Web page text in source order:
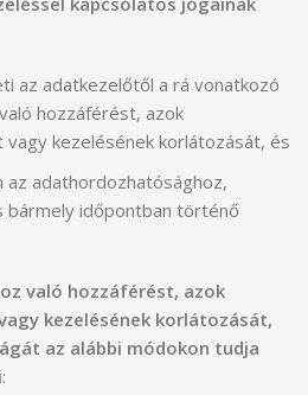
az adatkezelőtől a rá vonatkozó
hozzáférést, azok
kezelésének korlátozását, és
adathordozhatósághoz,
bármely időpontban történő
való hozzáférést, azok
kezelésének korlátozását,
az alábbi módokon tudja
: